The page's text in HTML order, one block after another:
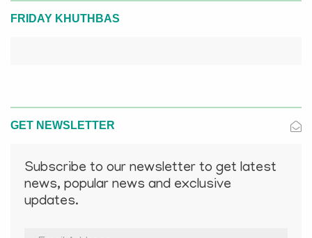
FRIDAY KHUTHBAS
GET NEWSLETTER
Subscribe to our newsletter to get latest
news, popular news and exclusive
updates.